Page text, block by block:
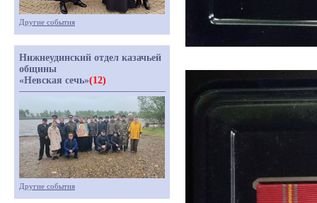
Другие события
Нижнеудинский отдел казачьей
общины
«Невская сечь»(12)
Другие события